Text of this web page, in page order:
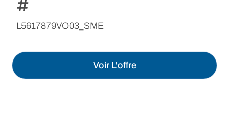
L5617879VO03_SME
Voir L'offre